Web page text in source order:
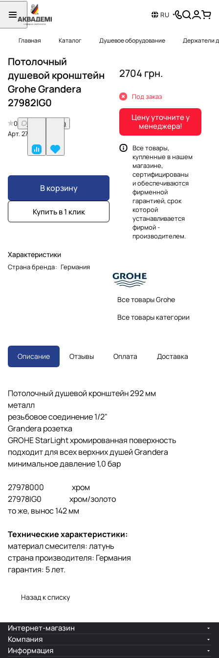
RU
Главная Каталог Душевое оборудование Держатели
Потолочный
душевой кронштейн
Grohe Grandera
27982IG0
0
Нет отзывов
Арт.27982IG0
В корзину
Купить в 1 клик
Характеристики
Страна бренда: Германия
2704 грн.
Под заказ
Цену уточните у
менеджера!
Все товары,
купленные в нашем
магазине,
сертифицированы
и обеспечиваются
фирменной
гарантией, срок
которой
устанавливается
фирмой -
производителем.
Все товары Grohe
Все товары категории
Описание Отзывы Оплата Доставка
Потолочный душевой кронштейн 292 мм
металл
резьбовое соединение 1/2"
Grandera розетка
GROHE StarLight хромированная поверхность
подходит для всех верхних душей Grandera
минимальное давление 1,0 бар
27978000 хром
27978IG0 хром/золото
то же, вынос 142 мм
Технические характеристики:
материал смесителя: латунь
страна производителя: Германия
гарантия: 5 лет.
Назад к списку
Интернет-магазин
Компания
Информация